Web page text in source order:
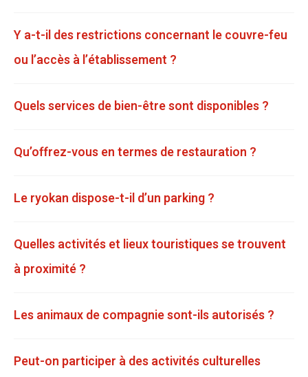
Y a-t-il des restrictions concernant le couvre-feu
ou l’accès à l’établissement ?
Quels services de bien-être sont disponibles ?
Qu’offrez-vous en termes de restauration ?
Le ryokan dispose-t-il d’un parking ?
Quelles activités et lieux touristiques se trouvent
à proximité ?
Les animaux de compagnie sont-ils autorisés ?
Peut-on participer à des activités culturelles